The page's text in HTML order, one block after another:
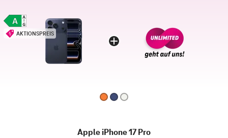
AKTIONSPREIS
Apple iPhone 17 Pro